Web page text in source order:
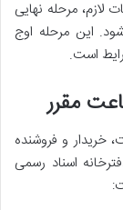
مرحله نهایی
این مرحله اوج
است.
مقرر
خریدار و فروشنده
اسناد رسمی